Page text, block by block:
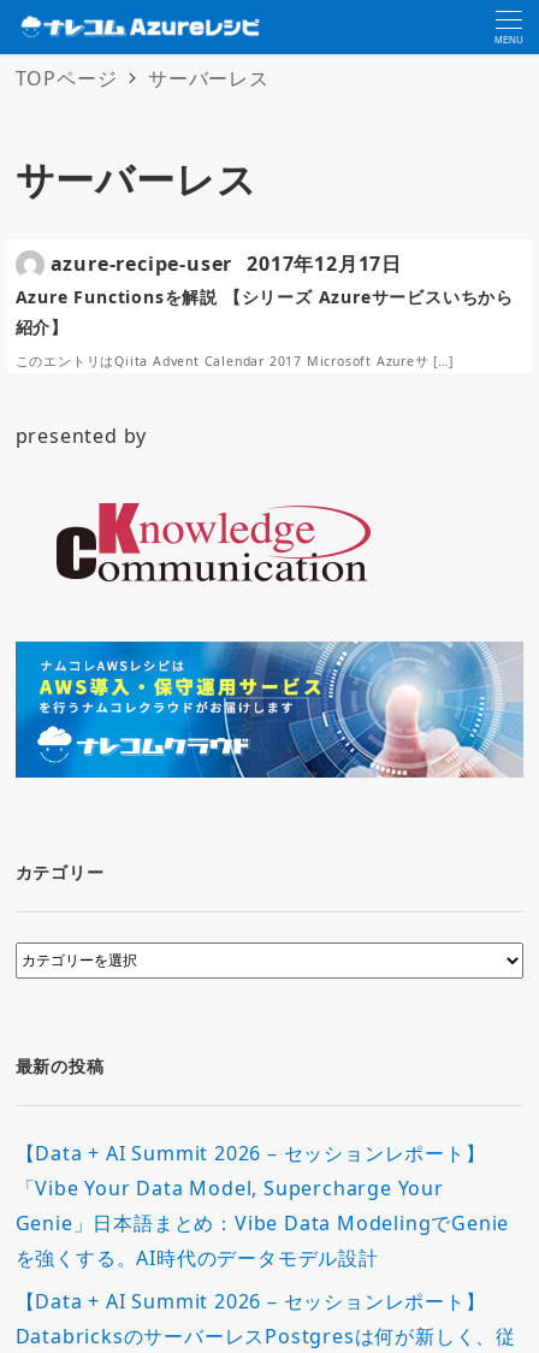
MENU
TOPページ サーバーレス
サーバーレス
Azure Functionsを解説 【シリーズ Azureサービスいちから
紹介】
このエントリはQiita Advent Calendar 2017 Microsoft Azureサ […]
azure-recipe-user 2017年12月17日
presented by
カテゴリー
カ
テ
ー
最新の投稿
【Data + AI Summit 2026 – セッションレポート】
「Vibe Your Data Model, Supercharge Your
Genie」日本語まとめ：Vibe Data ModelingでGenie
を強くする。AI時代のデータモデル設計
【Data + AI Summit 2026 – セッションレポート】
DatabricksのサーバーレスPostgresは何が新しく、従